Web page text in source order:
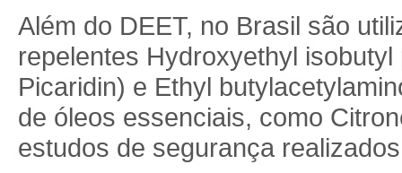
Além do DEET, no Brasil são
repelentes Hydroxyethyl
Picaridin) e Ethyl
de óleos essenciais, como
estudos de segurança